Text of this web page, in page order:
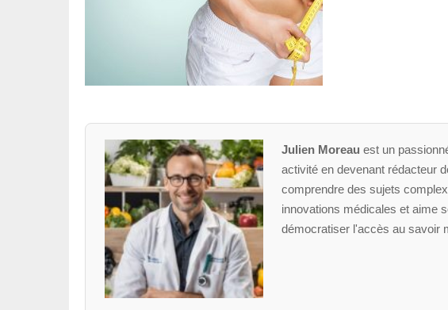
Julien Moreau est un
activité en devenant rédacteur
comprendre des sujets
innovations médicales et aime
démocratiser l'accès au savoir